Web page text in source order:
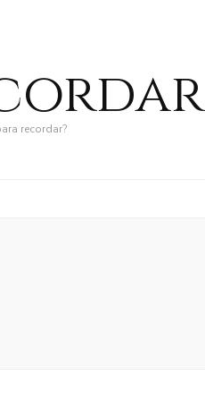
recordar?